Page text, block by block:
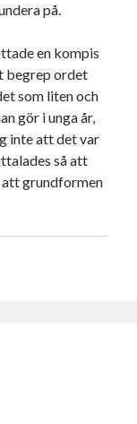
på.
en kompis
begrep ordet
som liten och
gör i unga år,
inte att det var
så att
att grundformen